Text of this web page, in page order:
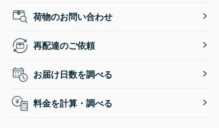
荷物のお問い合わせ
再配達のご依頼
お届け日数を調べる
料金を計算・調べる